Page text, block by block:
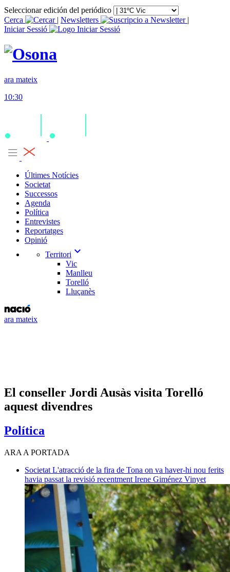
Seleccionar edición del periódico
Cerca
| Newsletters
|
Iniciar Sessió
ara mateix
10:30
Últimes Notícies
Societat
Successos
Agenda
Política
Entrevistes
Reportatges
Opinió
Territori expand_more
Vic
Manlleu
Torelló
Lluçanès
ara mateix
El conseller Jordi Ausàs visita Torelló
aquest divendres
Política
ARA A PORTADA
Societat L'atracció de la fira de Tona on va haver-hi nou ferits
havia passat la revisió recentment Irene Giménez Vinyet